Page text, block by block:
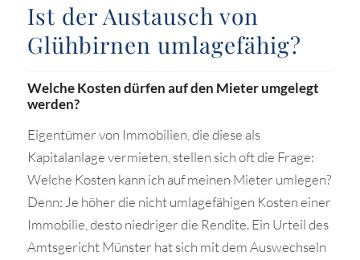
Ist der Austausch von
Glühbirnen umlagefähig?
Welche Kosten dürfen auf den Mieter umgelegt
werden?
Eigentümer von Immobilien, die diese als
Kapitalanlage vermieten, stellen sich oft die Frage:
Welche Kosten kann ich auf meinen Mieter umlegen?
Denn: Je höher die nicht umlagefähigen Kosten einer
Immobilie, desto niedriger die Rendite. Ein Urteil des
Amtsgericht Münster hat sich mit dem Auswechseln